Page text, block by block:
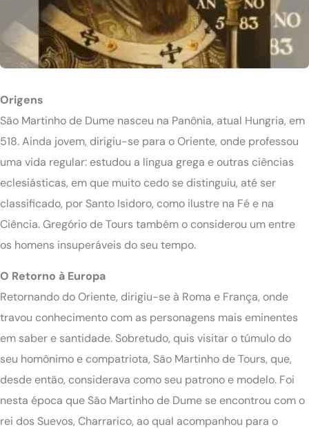
Origens
São Martinho de Dume nasceu na Panônia, atual Hungria, em
518. Ainda jovem, dirigiu-se para o Oriente, onde professou
uma vida regular: estudou a língua grega e outras ciências
eclesiásticas, em que muito cedo se distinguiu, até ser
classificado, por Santo Isidoro, como ilustre na Fé e na
Ciência. Gregório de Tours também o considerou um entre
os homens insuperáveis do seu tempo.
O Retorno à Europa
Retornando do Oriente, dirigiu-se à Roma e França, onde
travou conhecimento com as personagens mais eminentes
em saber e santidade. Sobretudo, quis visitar o túmulo do
seu homônimo e compatriota, São Martinho de Tours, que,
desde então, considerava como seu patrono e modelo. Foi
nesta época que São Martinho de Dume se encontrou com o
rei dos Suevos, Charrarico, ao qual acompanhou para o